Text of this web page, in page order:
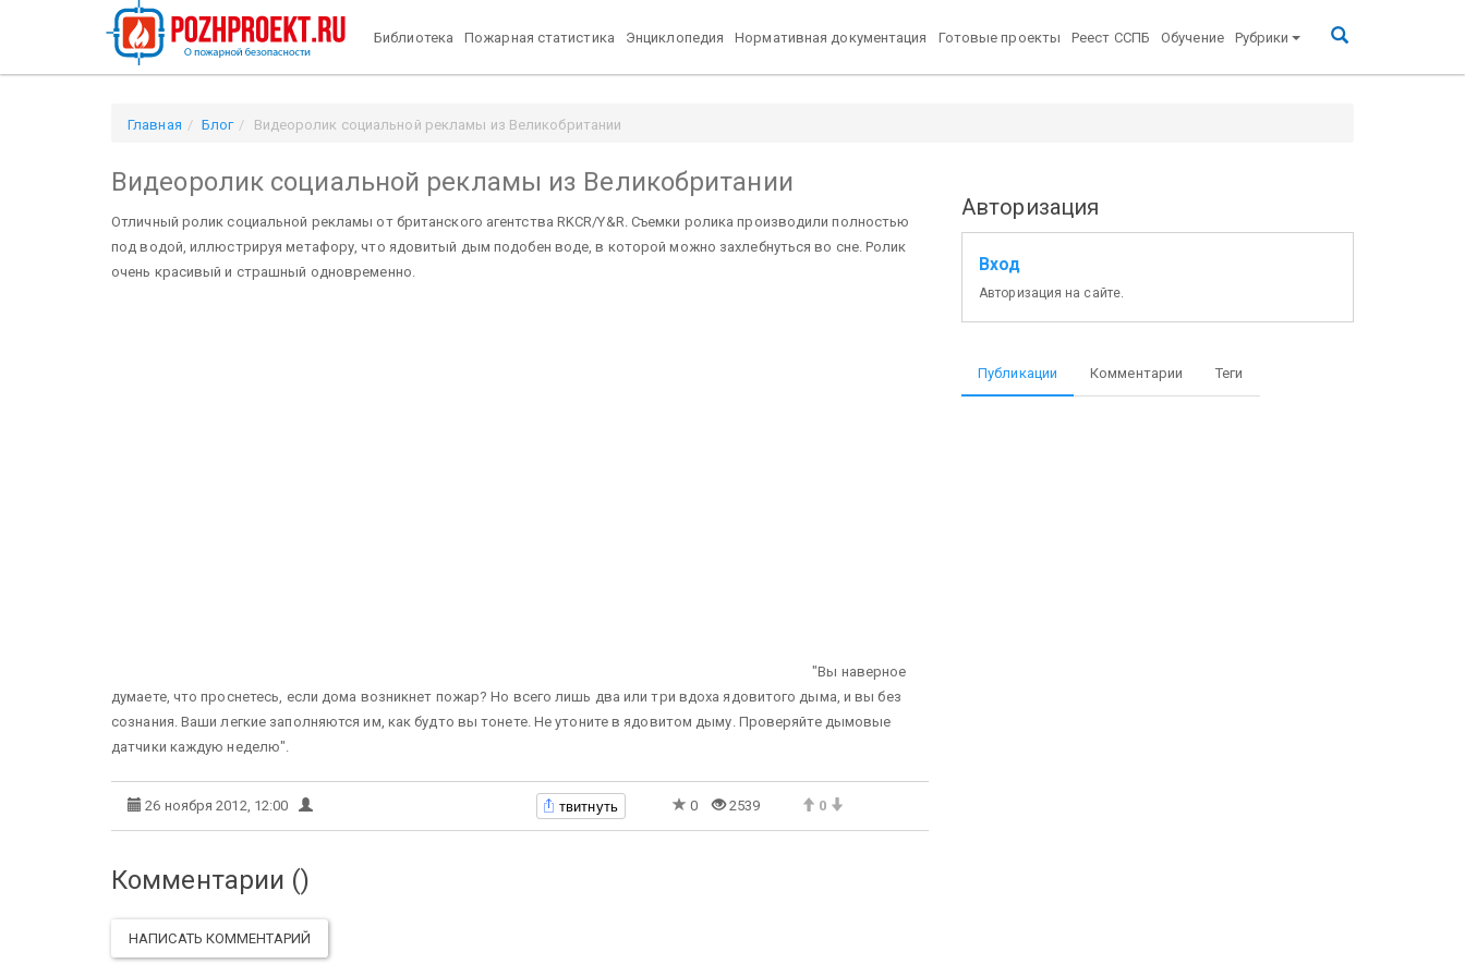
Библиотека Пожарная статистика Энциклопедия Нормативная документация Готовые проекты Реест ССПБ Обучение Рубрики
Главная Блог Видеоролик социальной рекламы из Великобритании
Видеоролик социальной рекламы из Великобритании
Отличный ролик социальной рекламы от британского агентства RKCR/Y&R. Съемки ролика производили полностью
под водой, иллюстрируя метафору, что ядовитый дым подобен воде, в которой можно захлебнуться во сне. Ролик
очень красивый и страшный одновременно.
"Вы наверное
думаете, что проснетесь, если дома возникнет пожар? Но всего лишь два или три вдоха ядовитого дыма, и вы без
сознания. Ваши легкие заполняются им, как будто вы тонете. Не утоните в ядовитом дыму. Проверяйте дымовые
датчики каждую неделю".
26 ноября 2012, 12:00 твитнуть 0 2539 0
Комментарии ()
НАПИСАТЬ КОММЕНТАРИЙ
Авторизация
Вход
Авторизация на сайте.
Публикации Комментарии Теги